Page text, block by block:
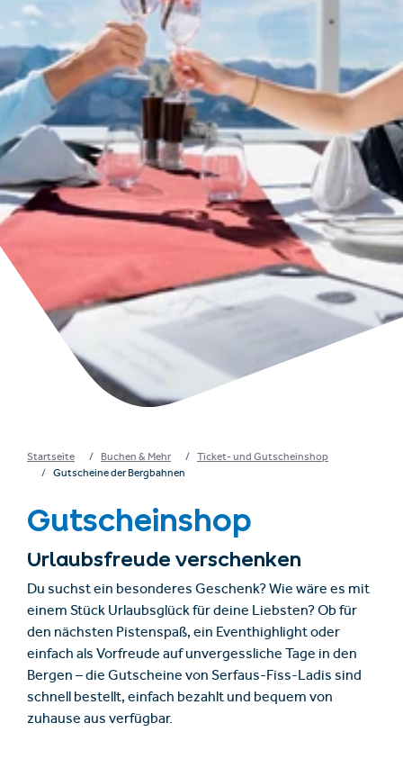
Unterkünfte finden
Ticket- &
Gutscheinshop
Deutsch
info@serfaus-fiss-ladis.at
Startseite Buchen & Mehr
Ticket- und Gutscheinshop
Gutscheine der Bergbahnen
Gutscheinshop
Urlaubsfreude verschenken
Du suchst ein besonderes Geschenk? Wie wäre es mit
einem Stück Urlaubsglück für deine Liebsten? Ob für
den nächsten Pistenspaß, ein Eventhighlight oder
einfach als Vorfreude auf unvergessliche Tage in den
Bergen – die Gutscheine von Serfaus-Fiss-Ladis sind
schnell bestellt, einfach bezahlt und bequem von
zuhause aus verfügbar.